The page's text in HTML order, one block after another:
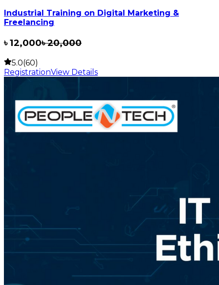
Industrial Training on Digital Marketing &
Freelancing
৳12,000৳20,000
5.0(60)
RegistrationView Details